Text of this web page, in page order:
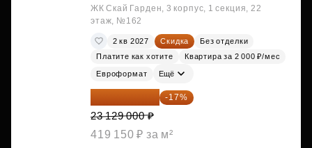
ЖК Скай Гарден, 3 корпус, 1 секция, 22
этаж, №162
2 кв 2027 Скидка
Без отделки
Платите как хотите
Квартира за 2 000 ₽/мес
Евроформат Ещё
19 197 070 ₽ -17%
23 129 000 ₽
419 150 ₽ за м²